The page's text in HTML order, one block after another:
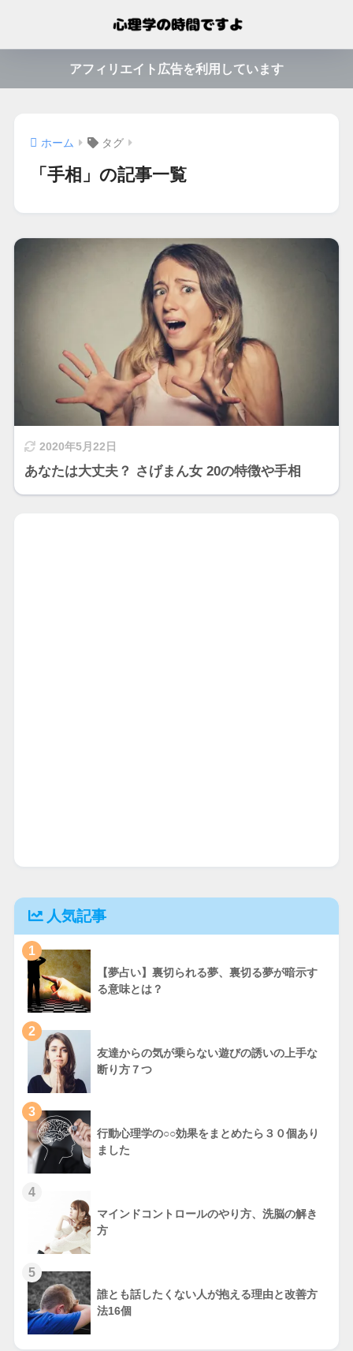
アフィリエイト広告を利用しています
ホーム タグ
「手相」の記事一覧
2020年5月22日
あなたは大丈夫？ さげまん女 20の特徴や手相
人気記事
1
【夢占い】裏切られる夢、裏切る夢が暗示す
る意味とは？
2
友達からの気が乗らない遊びの誘いの上手な
断り方７つ
3
行動心理学の○○効果をまとめたら３０個あり
ました
4
マインドコントロールのやり方、洗脳の解き
方
5
誰とも話したくない人が抱える理由と改善方
法16個